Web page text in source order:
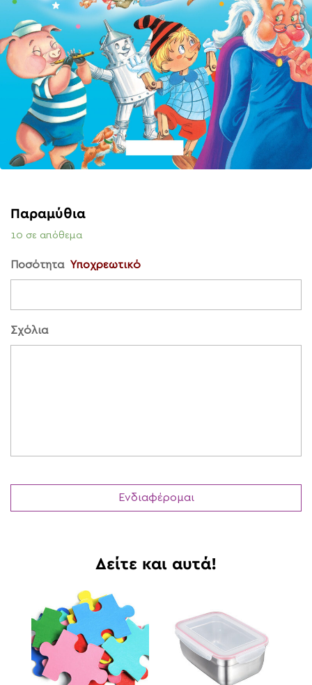
Παραμύθια
10 σε απόθεμα
Ποσότητα Υποχρεωτικό
Σχόλια
Δείτε και αυτά!